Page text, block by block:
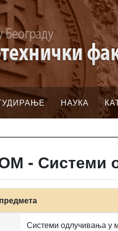
НАУКА
- Системи
Системи одлучивања у